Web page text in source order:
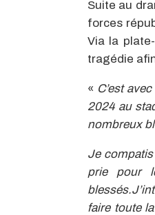
Suite au
forces
Via la
tragédie
« C’est
2024 au
nombreux
Je
prie pour
faire toute